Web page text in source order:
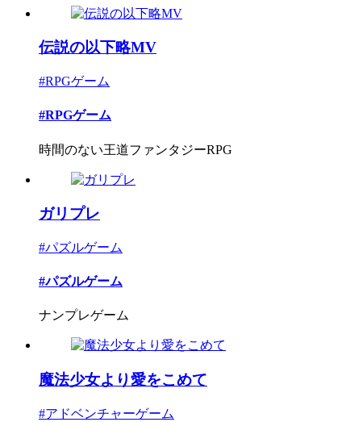
伝説の以下略MV
#RPGゲーム
#RPGゲーム
時間のない王道ファンタジーRPG
ガリプレ
#パズルゲーム
#パズルゲーム
ナンプレゲーム
魔法少女より愛をこめて
#アドベンチャーゲーム